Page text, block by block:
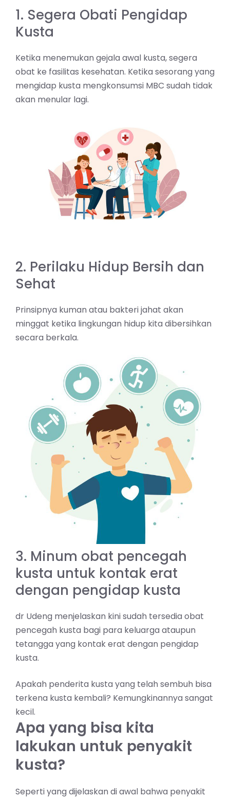
1. Segera Obati Pengidap
Kusta
Ketika menemukan gejala awal kusta, segera
obat ke fasilitas kesehatan. Ketika sesorang yang
mengidap kusta mengkonsumsi MBC sudah tidak
akan menular lagi.
2. Perilaku Hidup Bersih dan
Sehat
Prinsipnya kuman atau bakteri jahat akan
minggat ketika lingkungan hidup kita dibersihkan
secara berkala.
3. Minum obat pencegah
kusta untuk kontak erat
dengan pengidap kusta
dr Udeng menjelaskan kini sudah tersedia obat
pencegah kusta bagi para keluarga ataupun
tetangga yang kontak erat dengan pengidap
kusta.
Apakah penderita kusta yang telah sembuh bisa
terkena kusta kembali? Kemungkinannya sangat
kecil.
Apa yang bisa kita
lakukan untuk penyakit
kusta?
Seperti yang dijelaskan di awal bahwa penyakit